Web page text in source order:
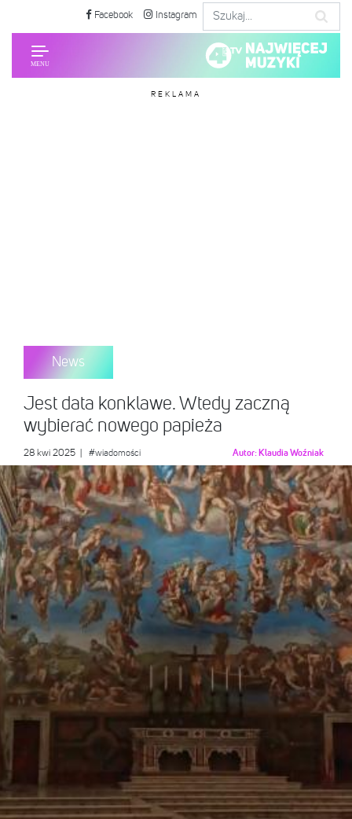
Facebook Instagram
REKLAMA
News
Jest data konklawe. Wtedy zaczną
wybierać nowego papieża
28 kwi 2025 #wiadomości Autor: Klaudia Woźniak